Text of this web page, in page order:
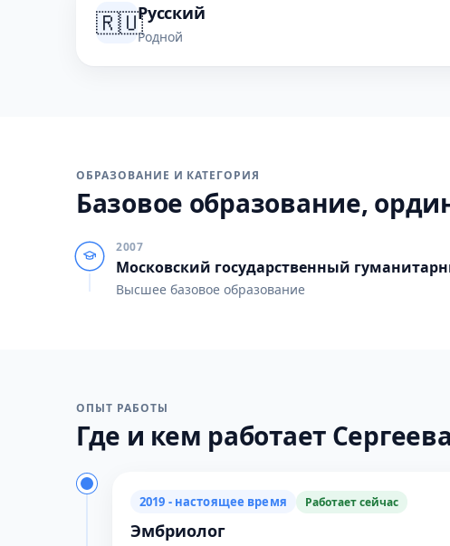
🇷🇺Русский
Родной
ОБРАЗОВАНИЕ И КАТЕГОРИЯ
Базовое образование,
2007
Московский государственный
Высшее базовое образование
ОПЫТ РАБОТЫ
Где и кем работает
2019 - настоящее время Работает сейчас
Эмбриолог